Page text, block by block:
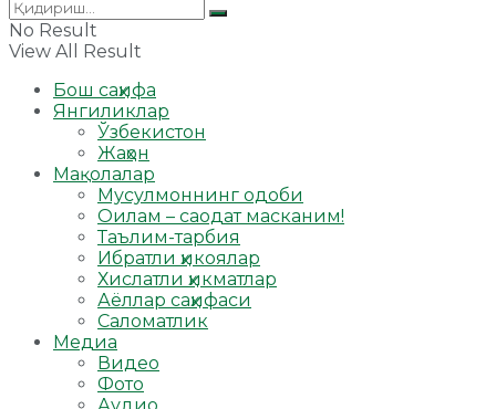
No Result
View All Result
Бош саҳифа
Янгиликлар
Ўзбекистон
Жаҳон
Мақолалар
Мусулмоннинг одоби
Оилам – саодат масканим!
Таълим-тарбия
Ибратли ҳикоялар
Хислатли ҳикматлар
Аёллар саҳифаси
Саломатлик
Медиа
Видео
Фото